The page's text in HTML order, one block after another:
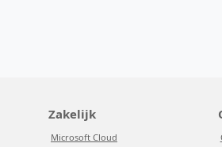
Zakelijk
Microsoft Cloud